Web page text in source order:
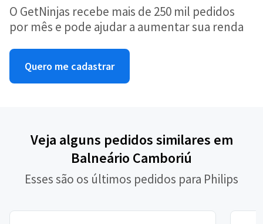
O GetNinjas recebe mais de 250 mil pedidos
por mês e pode ajudar a aumentar sua renda
Quero me cadastrar
Veja alguns pedidos similares em
Balneário Camboriú
Esses são os últimos pedidos para Philips